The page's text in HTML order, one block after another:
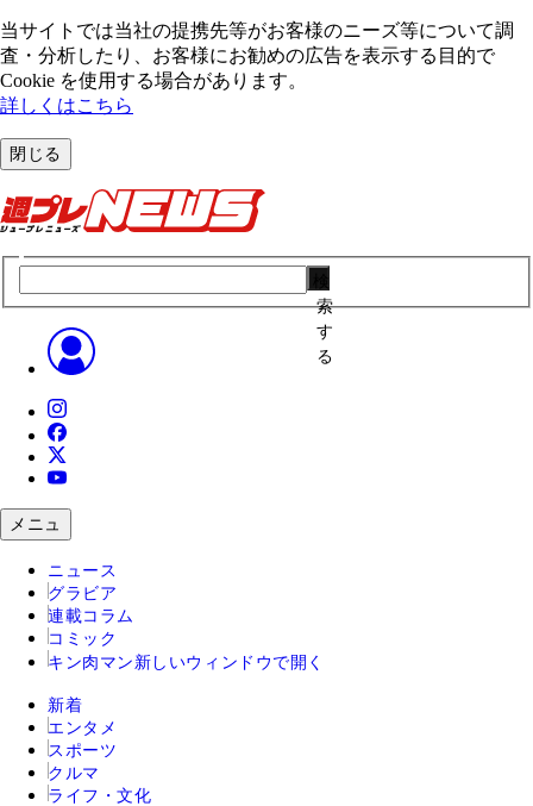
当サイトでは当社の提携先等がお客様のニーズ等について調
査・分析したり、お客様にお勧めの広告を表⽰する⽬的で
Cookie を使⽤する場合があります。
詳しくはこちら
閉じる
索
す
る
メニュ
ニュース
グラビア
連載コラム
コミック
キン肉マン 新しいウィンドウで開く
新着
エンタメ
スポーツ
クルマ
ライフ・文化